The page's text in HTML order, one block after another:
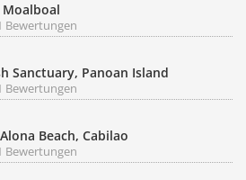
Bewertungen
Sanctuary, Panoan Island
Bewertungen
Beach, Cabilao
Bewertungen